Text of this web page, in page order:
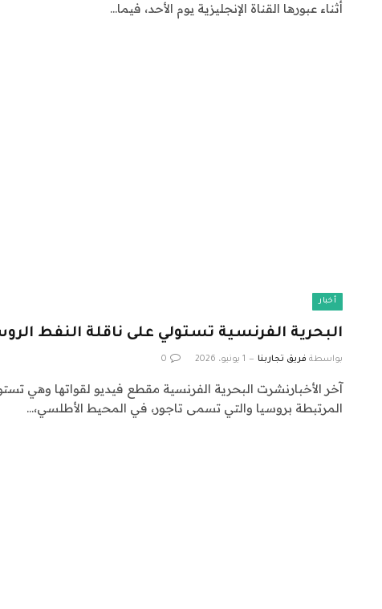
أثناء عبورها القناة الإنجليزية يوم الأحد، فيما…
أخبار
البحرية الفرنسية تستولي على ناقلة النفط
بواسطة فريق تجاربنا 1 يونيو، 2026 0
آخر الأخبارنشرت البحرية الفرنسية مقطع فيديو لقواتها وهي
المرتبطة بروسيا والتي تسمى تاجور، في المحيط الأطلسي،…